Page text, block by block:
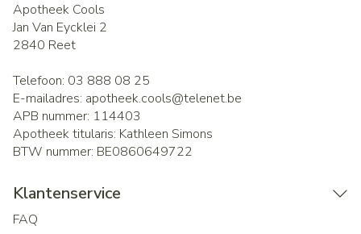
Apotheek Cools
Jan Van Eycklei 2
2840 Reet
Telefoon: 03 888 08 25
E-mailadres: apotheek.cools@telenet.be
APB nummer: 114403
Apotheek titularis: Kathleen Simons
BTW nummer: BE0860649722
Klantenservice
FAQ